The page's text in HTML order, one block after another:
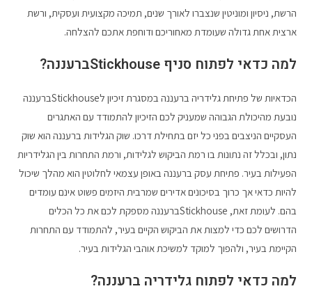
הרשת, ניסיון ומוניטין שנצברו לאורך שנים, תמיכה מקצועית ועסקית, ורשת
ארצית אחת גדולה שעומדת מאחוריכם ודוחפת אתכם להצלחה.
למה כדאי לפתוח סניף Stickhouseברעננה?
הכדאיות של פתיחת גלידריה ברעננה במסגרת זיכיון לStickhouseברעננה
נובעת מהיכולת הגבוהה שמעניק לכם הזיכיון להתמודד עם האתגרים
העסקיים הניצבים בפני כל יזם בתחילת דרכו. שוק הגלידות ברעננה הוא שוק
נתון, ובכלל זה נתונות בו רמת הביקוש לגלידות, ורמת התחרות בין הגלידריות
הפעילות בעיר. פתיחת עסק ברעננה באופן עצמאי לחלוטין הוא מהלך שיכול
להיות כדאי אך כרוך בסיכונים אדירים שמרבית היזמים פשוט אינם עומדים
בהם. לעומת זאת, Stickhouseברעננה מספקת לכם את כל הכלים
הדרושים לכם כדי למצות את הביקוש הקיים בעיר, להתמודד עם התחרות
הקיימת בעיר, ולהפוך למוקד למשיכת אוהבי הגלידות בעיר.
למה כדאי לפתוח גלידריה ברעננה?